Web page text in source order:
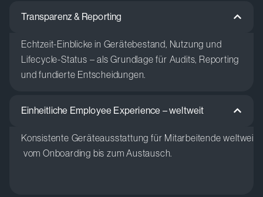
Transparenz & Reporting
Echtzeit-Einblicke in Gerätebestand, Nutzung und
Lifecycle-Status –als Grundlage für Audits, Reporting
undfundierte Entscheidungen.
Einheitliche Employee Experience – weltweit
Konsistente Geräteausstattung für Mitarbeitende weltweit
vom Onboarding biszum Austausch.